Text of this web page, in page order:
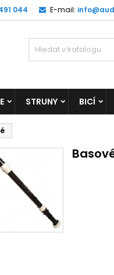
044 E-mail:
STRUNY BICÍ